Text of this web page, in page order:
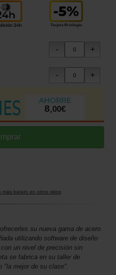
8,00€
más barato en otros sitios
su nueva gama de acero
utilizando software de diseño
un nivel de precisión sin
se fabrica en su taller de
"la mejor de su clase".